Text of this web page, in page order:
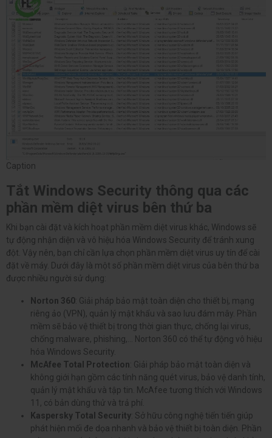
Caption
Tắt Windows Security thông qua các
phần mềm diệt virus bên thứ ba
Khi bạn cài đặt và kích hoạt phần mềm diệt virus khác, Windows sẽ
tự động nhận diện và vô hiệu hóa Windows Security để tránh xung
đột. Vậy nên, bạn chỉ cần lựa chọn phần mềm diệt virus uy tín để cài
đặt về máy. Dưới đây là một số phần mềm diệt virus của bên thứ ba
được nhiều người sử dụng:
Norton 360: Giải pháp bảo mật toàn diện cho thiết bị, mạng
riêng ảo (VPN), quản lý mật khẩu và sao lưu đám mây. Phần
mềm sẽ bảo vệ thiết bị trong thời gian thực, chống lại virus,
chống malware, phishing,... Norton 360 có thể tự động vô hiệu
hóa Windows Security.
McAfee Total Protection: Giải pháp bảo mật toàn diện và
không giới hạn gồm các tính năng quét virus, bảo vệ danh tính,
quản lý mật khẩu và tập tin. McAfee tương thích với Windows
11, có bản dùng thử và trả phí.
Kaspersky Total Security: Sở hữu công nghệ tiến tiến giúp
phát hiện mối đe dọa nhanh và bảo vệ thiết bị toàn diện. Phần